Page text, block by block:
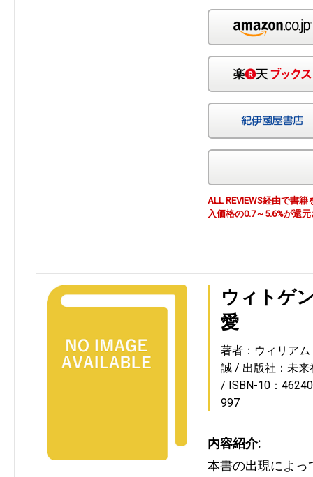
ALL REVIEWS経由で書
入価格の0.7～5.6%が還
ウィトゲ
愛
著者：ウィリアム
誠
出版社：未来
ISBN-10：
997
内容紹介:
本書の出現によっ